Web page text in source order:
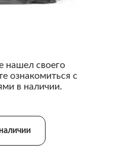
нашел своего
ознакомиться с
в наличии.